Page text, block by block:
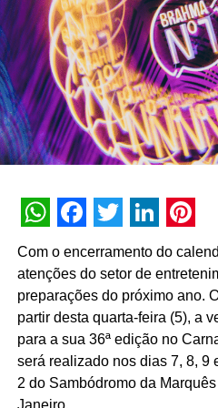
“O Bauducco Lovers voltou
Natal, uma temporada cheia
e 100% nativa do TikTok.
torno de uma das disputas
Bauducco Chocottone x
descobrir o maior amante dos
Ampfy.
quanto nossa comunidade é
Agora, nesta nova temporada,
protagonismo aos fãs da
criatividade e o conteúdo que
a marca do Natal no Brasil e
Chocottone®, nossa marca
categoria. Por isso faz todo
WhatsApp
Facebook
Twitter
Com o encerramento do
atenções do setor de
preparações do próximo ano.
partir desta quarta-feira (5), a
para a sua 36ª edição no
será realizado nos dias 7, 8, 9
2 do Sambódromo da